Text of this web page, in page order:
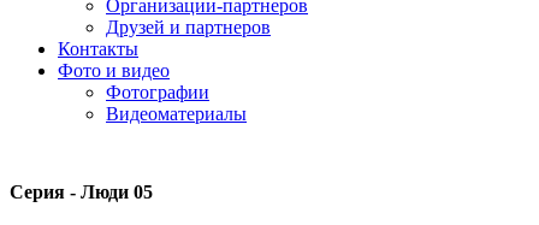
Организации-партнеров
Друзей и партнеров
Контакты
Фото и видео
Фотографии
Видеоматериалы
Серия - Люди 05